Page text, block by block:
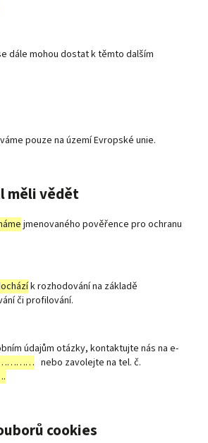
dále mohou dostat k těmto dalším
pouze na území Evropské unie.
měli vědět
jmenovaného pověřence pro ochranu
k rozhodování na základě
či profilování.
údajům otázky, kontaktujte nás na e-
nebo zavolejte na tel. č.
cookies